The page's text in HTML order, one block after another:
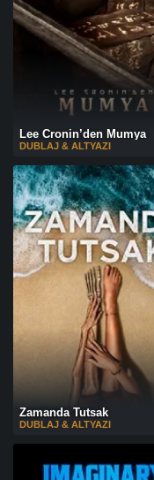
Lee Cronin’den Mumya
DUBLAJ & ALTYAZI
Zamanda Tutsak
DUBLAJ & ALTYAZI